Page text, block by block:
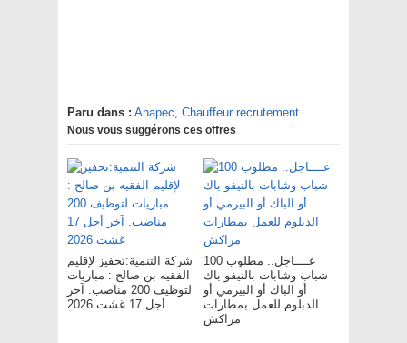
Paru dans : Anapec, Chauffeur recrutement
Nous vous suggérons ces offres
شركة التنمية:تحفيز لإقليم
الفقيه بن صالح : مباريات
لتوظيف 200 مناصب. آخر
أجل 17 غشت 2026
عــــاجل.. مطلوب 100
شباب وشابات بالنيفو باك
أو الباك أو البيرمي أو
الدبلوم للعمل بمطارات
مراكش